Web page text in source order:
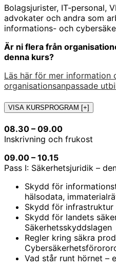
Bolagsjurister, IT-personal,
advokater och andra som
informations- och
Är ni flera från
denna kurs?
Läs här för mer information
organisationsanpassade
VISA KURSPROGRAM [+]
08.30 – 09.00
Inskrivning och frukost
09.00 – 10.15
Pass I: Säkerhetsjuridik –
Skydd för
hälsodata,
Skydd för infrastruktur
Skydd för landets
Säkerhetsskyddslagen
Regler kring säkra
Vad står runt hörnet –